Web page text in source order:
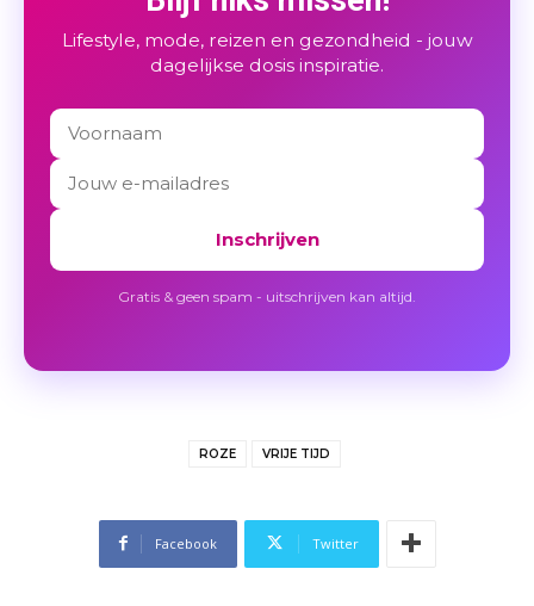
Lifestyle, mode, reizen en gezondheid - jouw
dagelijkse dosis inspiratie.
Inschrijven
Gratis & geen spam - uitschrijven kan altijd.
ROZE VRIJE TIJD
Facebook Twitter